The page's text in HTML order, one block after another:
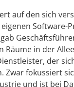
auf den sich
Software-
in der
der
Zwar fokussiert
und ist bei